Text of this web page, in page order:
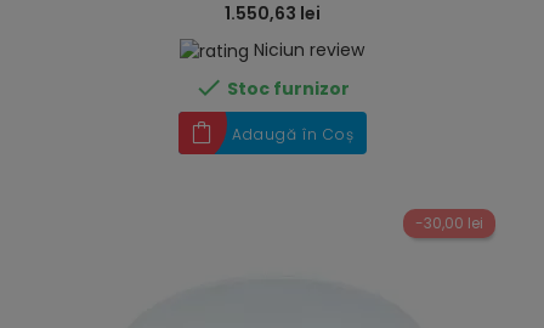
1.550,63 lei
Niciun review
 Stoc furnizor
Adaugă în Coș
-30,00 lei